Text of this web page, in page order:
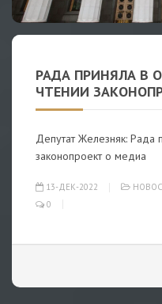
РАДА ПРИНЯЛА В
ЧТЕНИИ
Депутат Железняк: Рада
законопроект о медиа
13-ДЕК-2022
0